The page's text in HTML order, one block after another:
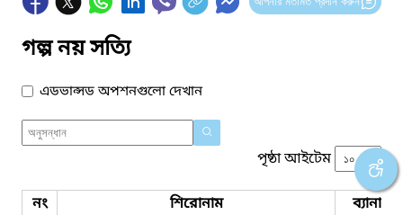
গল্প নয় সত্যি
এডভান্সড অপশনগুলো দেখান
পৃষ্ঠা আইটেম
নং শিরোনাম ব্যানার